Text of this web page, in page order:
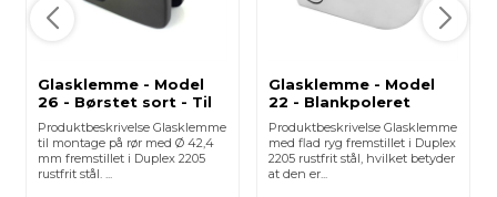
Glasklemme - Model
26 - Børstet sort - Til
Rør
Produktbeskrivelse Glasklemme
til montage på rør med Ø 42,4
mm fremstillet i Duplex 2205
rustfrit stål. ...
Glasklemme - Model
22 - Blankpoleret
Produktbeskrivelse Glasklemme
med flad ryg fremstillet i Duplex
2205 rustfrit stål, hvilket betyder
at den er...